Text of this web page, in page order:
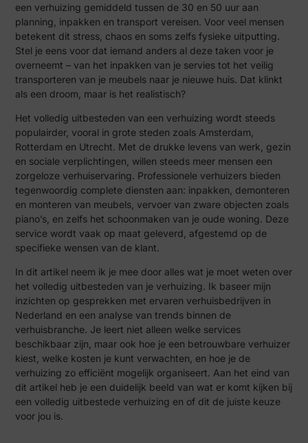
een verhuizing gemiddeld tussen de 30 en 50 uur aan
planning, inpakken en transport vereisen. Voor veel mensen
betekent dit stress, chaos en soms zelfs fysieke uitputting.
Stel je eens voor dat iemand anders al deze taken voor je
overneemt – van het inpakken van je servies tot het veilig
transporteren van je meubels naar je nieuwe huis. Dat klinkt
als een droom, maar is het realistisch?
Het volledig uitbesteden van een verhuizing wordt steeds
populairder, vooral in grote steden zoals Amsterdam,
Rotterdam en Utrecht. Met de drukke levens van werk, gezin
en sociale verplichtingen, willen steeds meer mensen een
zorgeloze verhuiservaring. Professionele verhuizers bieden
tegenwoordig complete diensten aan: inpakken, demonteren
en monteren van meubels, vervoer van zware objecten zoals
piano’s, en zelfs het schoonmaken van je oude woning. Deze
service wordt vaak op maat geleverd, afgestemd op de
specifieke wensen van de klant.
In dit artikel neem ik je mee door alles wat je moet weten over
het volledig uitbesteden van je verhuizing. Ik baseer mijn
inzichten op gesprekken met ervaren verhuisbedrijven in
Nederland en een analyse van trends binnen de
verhuisbranche. Je leert niet alleen welke services
beschikbaar zijn, maar ook hoe je een betrouwbare verhuizer
kiest, welke kosten je kunt verwachten, en hoe je de
verhuizing zo efficiënt mogelijk organiseert. Aan het eind van
dit artikel heb je een duidelijk beeld van wat er komt kijken bij
een volledig uitbestede verhuizing en of dit de juiste keuze
voor jou is.